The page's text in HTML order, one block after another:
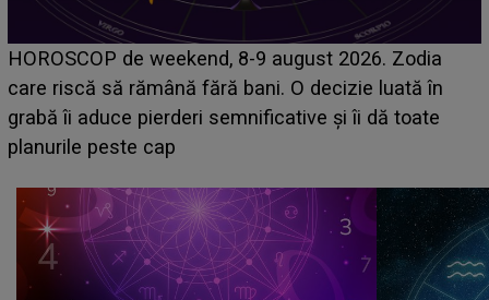
Emanuel a ținut ACEST DETALIU ASCUNS până
acum! În fața Alexandrei, concurentul din Casa Iubirii
face o MĂRTURISIRE NEAȘTEPTATĂ despre mama
sa: "I-am spus și ei în față, eu nu te iubesc pentru